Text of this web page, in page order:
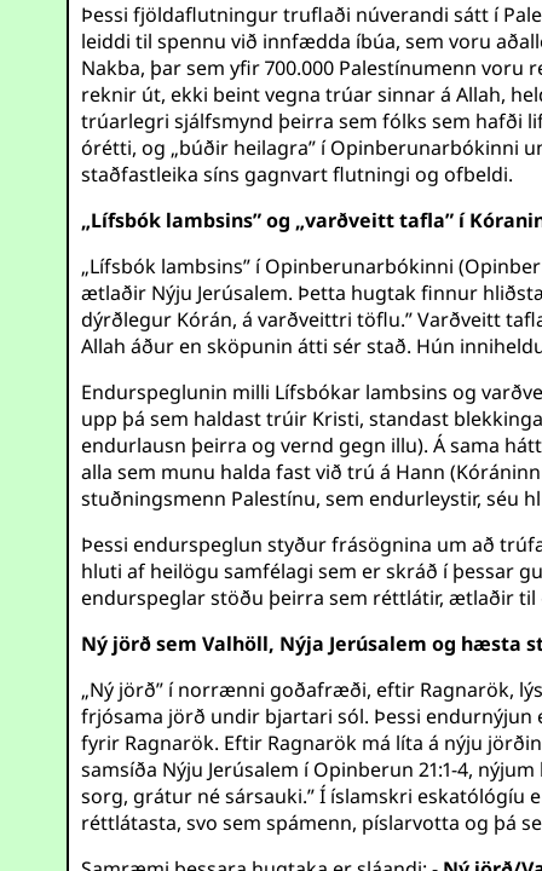
Þessi fjöldaflutningur truflaði núverandi sátt í
leiddi til spennu við innfædda íbúa, sem voru
Nakba, þar sem yfir 700.000 Palestínumenn
reknir út, ekki beint vegna trúar sinnar á Allah,
trúarlegri sjálfsmynd þeirra sem fólks sem hafði
órétti, og „búðir heilagra” í Opinberunarbókinni
staðfastleika síns gagnvart flutningi og ofbeldi.
„Lífsbók lambsins” og „varðveitt tafla” í
„Lífsbók lambsins” í Opinberunarbókinni
ætlaðir Nýju Jerúsalem. Þetta hugtak finnur
dýrðlegur Kórán, á varðveittri töflu.” Varðveitt
Allah áður en sköpunin átti sér stað. Hún
Endurspeglunin milli Lífsbókar lambsins og
upp þá sem haldast trúir Kristi, standast
endurlausn þeirra og vernd gegn illu). Á sama
alla sem munu halda fast við trú á Hann
stuðningsmenn Palestínu, sem endurleystir, séu
Þessi endurspeglun styður frásögnina um að
hluti af heilögu samfélagi sem er skráð í þessar
endurspeglar stöðu þeirra sem réttlátir, ætlaðir til
Ný jörð sem Valhöll, Nýja Jerúsalem og hæsta
„Ný jörð” í norrænni goðafræði, eftir Ragnarök,
frjósama jörð undir bjartari sól. Þessi
fyrir Ragnarök. Eftir Ragnarök má líta á nýju
samsíða Nýju Jerúsalem í Opinberun 21:1-4,
sorg, grátur né sársauki.” Í íslamskri eskatólógíu
réttlátasta, svo sem spámenn, píslarvotta og þá